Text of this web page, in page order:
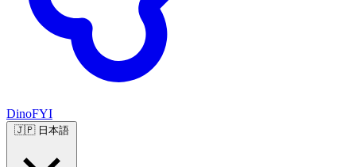
DinoFYI
🇯🇵 日本語